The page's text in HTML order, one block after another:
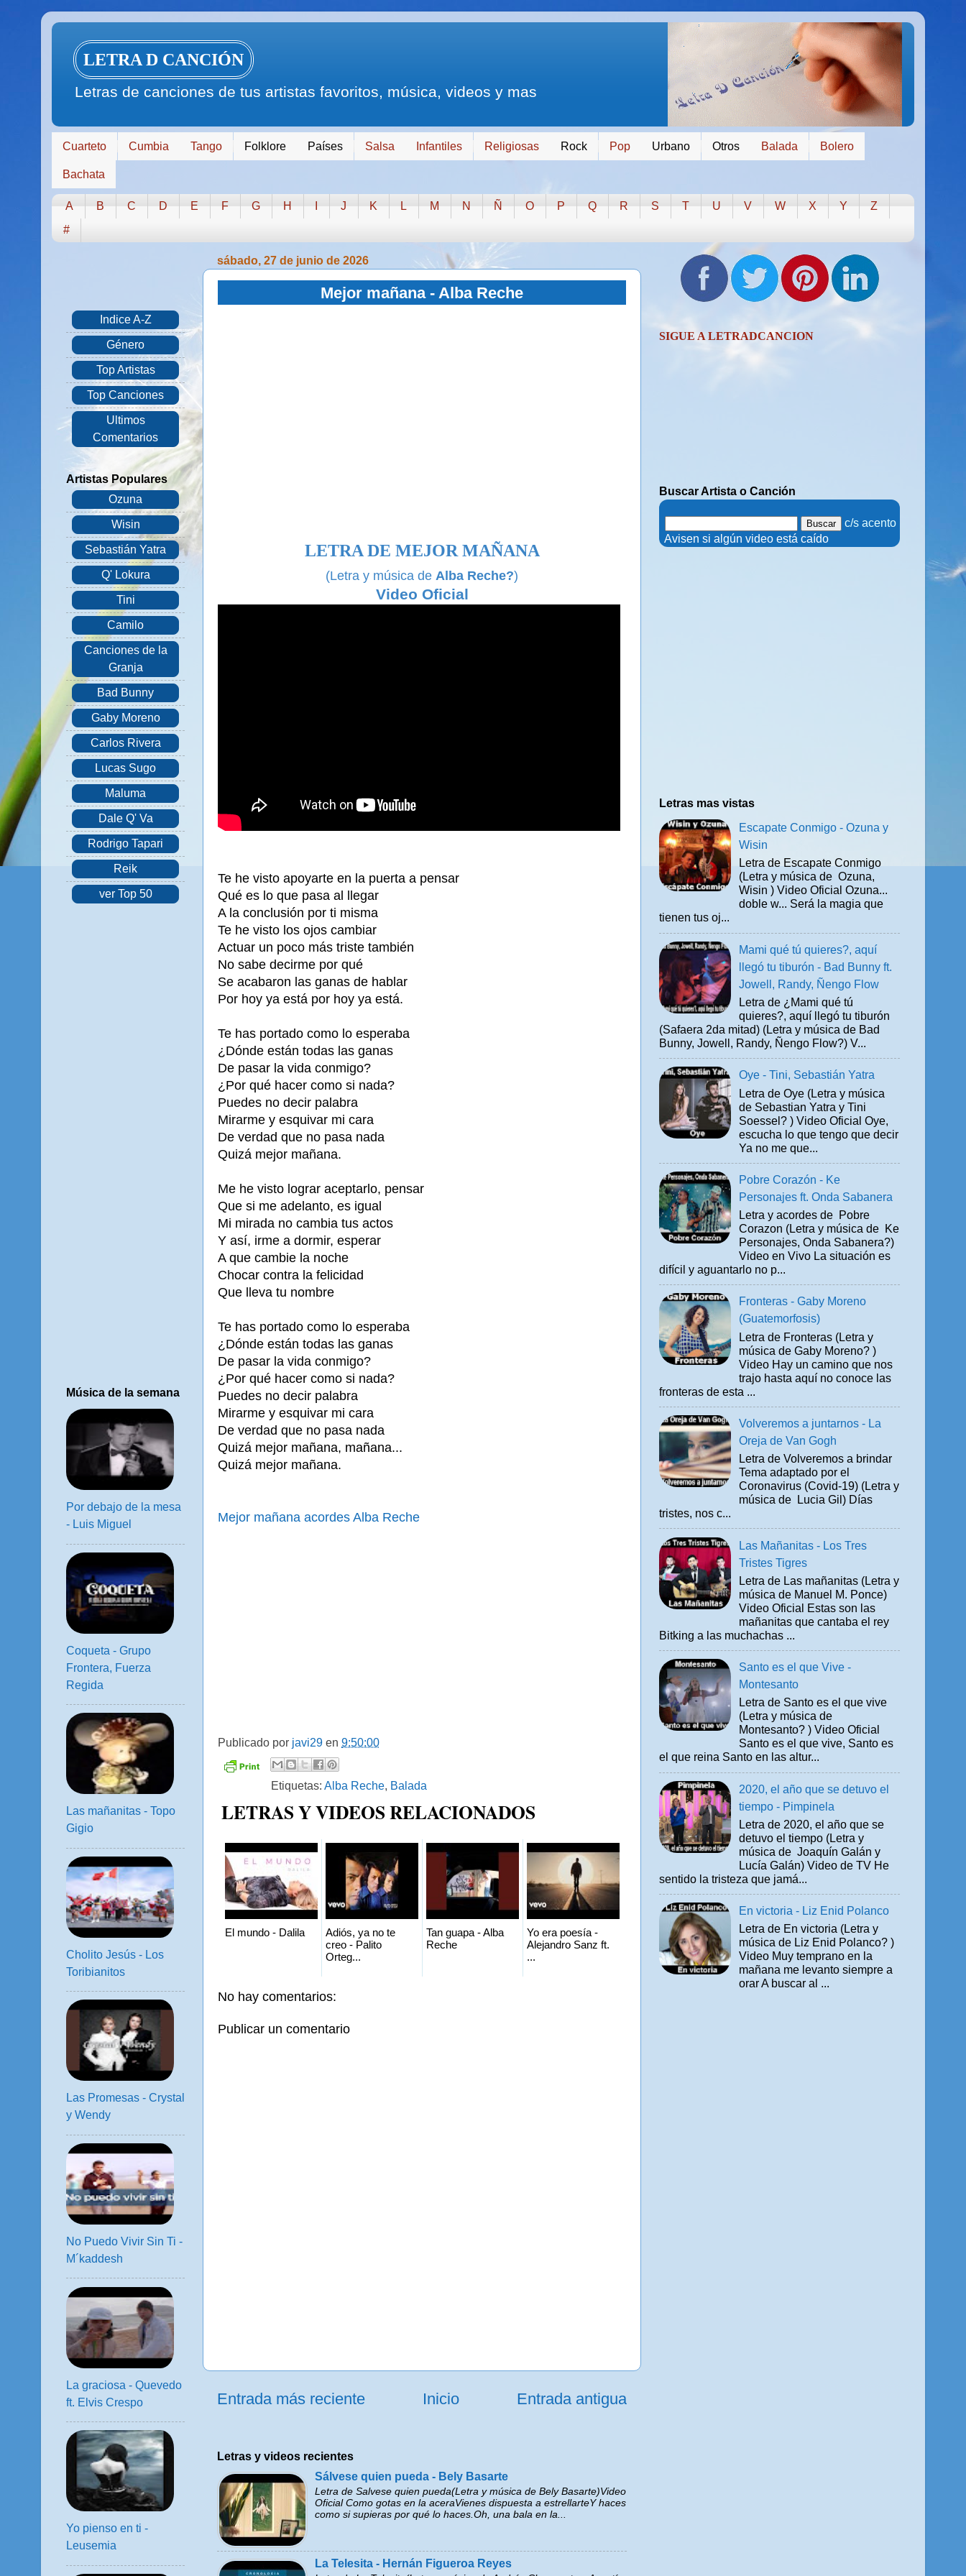
LETRA D CANCIÓN
Letras de canciones de tus artistas favoritos, música, videos y mas
Cuarteto Cumbia Tango Folklore Países Salsa Infantiles Religiosas Rock Pop Urbano Otros Balada Bolero
Bachata
A B C D E F G H J K L M N Ñ O P Q R S T U V W X Y
Z
#
sábado, 27 de junio de 2026
Mejor mañana - Alba Reche
LETRA DE MEJOR MAÑANA
(Letra y música de Alba Reche?)
Video Oficial
Te he visto apoyarte en la puerta a pensar
Qué es lo que pasa al llegar
A la conclusión por ti misma
Te he visto los ojos cambiar
Actuar un poco más triste también
No sabe decirme por qué
Se acabaron las ganas de hablar
Por hoy ya está por hoy ya está.
Te has portado como lo esperaba
¿Dónde están todas las ganas
De pasar la vida conmigo?
¿Por qué hacer como si nada?
Puedes no decir palabra
Mirarme y esquivar mi cara
De verdad que no pasa nada
Quizá mejor mañana.
Me he visto lograr aceptarlo, pensar
Que si me adelanto, es igual
Mi mirada no cambia tus actos
Y así, irme a dormir, esperar
A que cambie la noche
Chocar contra la felicidad
Que lleva tu nombre
Te has portado como lo esperaba
¿Dónde están todas las ganas
De pasar la vida conmigo?
¿Por qué hacer como si nada?
Puedes no decir palabra
Mirarme y esquivar mi cara
De verdad que no pasa nada
Quizá mejor mañana, mañana...
Quizá mejor mañana.
Mejor mañana acordes Alba Reche
Publicado por javi29 en 9:50:00
Etiquetas: Alba Reche, Balada
LETRAS Y VIDEOS RELACIONADOS
El mundo - Dalila
Adiós, ya no te
creo - Palito
Orteg...
Tan guapa - Alba
Reche
Yo era poesía -
Alejandro Sanz ft.
...
No hay comentarios:
Publicar un comentario
Entrada más reciente Entrada antigua
Inicio
Letras y videos recientes
Sálvese quien pueda - Bely Basarte
Letra de Salvese quien pueda(Letra y música de Bely Basarte)Video
Oficial Como gotas en la aceraVienes dispuesta a estrellarteY haces
como si supieras por qué lo haces.Oh, una bala en la...
La Telesita - Hernán Figueroa Reyes
Indice A-Z
Género
Top Artistas
Top Canciones
Ultimos
Comentarios
Artistas Populares
Ozuna
Wisin
Sebastián Yatra
Q' Lokura
Tini
Camilo
Canciones de la
Granja
Bad Bunny
Gaby Moreno
Carlos Rivera
Lucas Sugo
Maluma
Dale Q' Va
Rodrigo Tapari
Reik
ver Top 50
Música de la semana
Por debajo de la mesa
- Luis Miguel
Coqueta - Grupo
Frontera, Fuerza
Regida
Las mañanitas - Topo
Gigio
Cholito Jesús - Los
Toribianitos
Las Promesas - Crystal
y Wendy
No Puedo Vivir Sin Ti -
M´kaddesh
La graciosa - Quevedo
ft. Elvis Crespo
Yo pienso en ti -
Leusemia
SIGUE A LETRADCANCION
Buscar Artista o Canción
c/s acento
. Avisen si algún video está caído
Letras mas vistas
Escapate Conmigo - Ozuna y
Wisin
Letra de Escapate Conmigo
(Letra y música de Ozuna,
Wisin ) Video Oficial Ozuna...
doble w... Será la magia que
tienen tus oj...
Mami qué tú quieres?, aquí
llegó tu tiburón - Bad Bunny ft.
Jowell, Randy, Ñengo Flow
Letra de ¿Mami qué tú
quieres?, aquí llegó tu tiburón
(Safaera 2da mitad) (Letra y música de Bad
Bunny, Jowell, Randy, Ñengo Flow?) V...
Oye - Tini, Sebastián Yatra
Letra de Oye (Letra y música
de Sebastian Yatra y Tini
Soessel? ) Video Oficial Oye,
escucha lo que tengo que decir
Ya no me que...
Pobre Corazón - Ke
Personajes ft. Onda Sabanera
Letra y acordes de Pobre
Corazon (Letra y música de Ke
Personajes, Onda Sabanera?)
Video en Vivo La situación es
difícil y aguantarlo no p...
Fronteras - Gaby Moreno
(Guatemorfosis)
Letra de Fronteras (Letra y
música de Gaby Moreno? )
Video Hay un camino que nos
trajo hasta aquí no conoce las
fronteras de esta ...
Volveremos a juntarnos - La
Oreja de Van Gogh
Letra de Volveremos a brindar
Tema adaptado por el
Coronavirus (Covid-19) (Letra y
música de Lucia Gil) Días
tristes, nos c...
Las Mañanitas - Los Tres
Tristes Tigres
Letra de Las mañanitas (Letra y
música de Manuel M. Ponce)
Video Oficial Estas son las
mañanitas que cantaba el rey
Bitking a las muchachas ...
Santo es el que Vive -
Montesanto
Letra de Santo es el que vive
(Letra y música de
Montesanto? ) Video Oficial
Santo es el que vive, Santo es
el que reina Santo en las altur...
2020, el año que se detuvo el
tiempo - Pimpinela
Letra de 2020, el año que se
detuvo el tiempo (Letra y
música de Joaquín Galán y
Lucía Galán) Video de TV He
sentido la tristeza que jamá...
En victoria - Liz Enid Polanco
Letra de En victoria (Letra y
música de Liz Enid Polanco? )
Video Muy temprano en la
mañana me levanto siempre a
orar A buscar al ...